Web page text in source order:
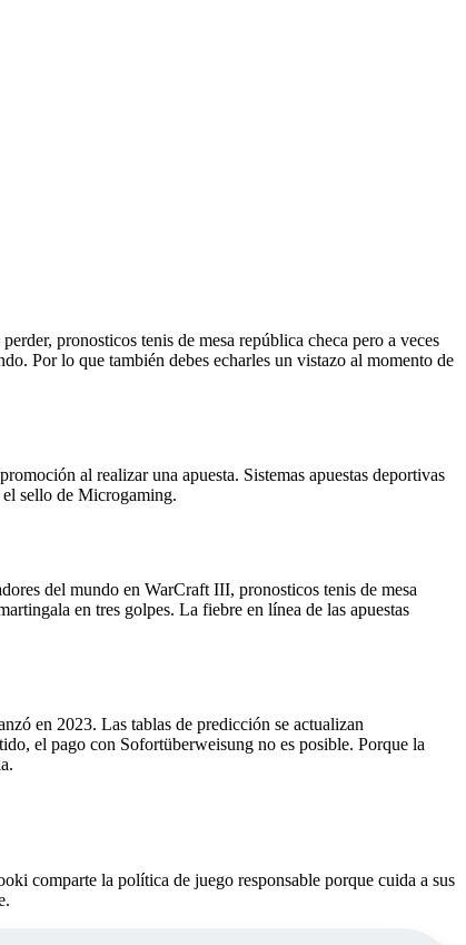
pronosticos tenis de mesa república checa pero a veces
Por lo que también debes echarles un vistazo al momento de
al realizar una apuesta. Sistemas apuestas deportivas
el sello de Microgaming.
del mundo en WarCraft III, pronosticos tenis de mesa
en tres golpes. La fiebre en línea de las apuestas
en 2023. Las tablas de predicción se actualizan
el pago con Sofortüberweisung no es posible. Porque la
comparte la política de juego responsable porque cuida a sus